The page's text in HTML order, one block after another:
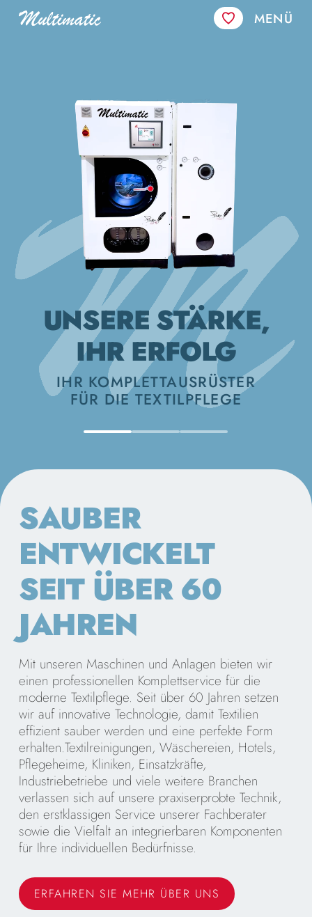
UNSERE STÄRKE,
IHR ERFOLG
IHR KOMPLETTAUSRÜSTER
FÜR DIE TEXTILPFLEGE
SAUBER
ENTWICKELT
SEIT ÜBER 60
JAHREN
Mit unseren Maschinen und Anlagen bieten wir
einen professionellen Komplettservice für die
moderne Textilpflege. Seit über 60 Jahren setzen
wir auf innovative Technologie, damit Textilien
effizient sauber werden und eine perfekte Form
erhalten.Textilreinigungen, Wäschereien, Hotels,
Pflegeheime, Kliniken, Einsatzkräfte,
Industriebetriebe und viele weitere Branchen
verlassen sich auf unsere praxiserprobte Technik,
den erstklassigen Service unserer Fachberater
sowie die Vielfalt an integrierbaren Komponenten
für Ihre individuellen Bedürfnisse.
ERFAHREN SIE MEHR ÜBER UNS